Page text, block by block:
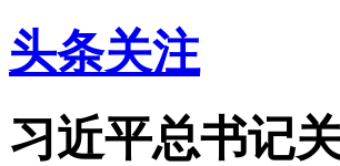
头条关注
习近平总书记